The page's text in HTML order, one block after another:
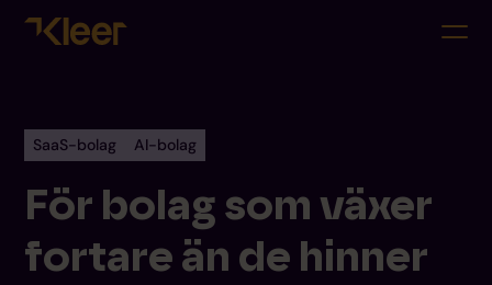
SaaS-bolag AI-bolag
För bolag som växer
fortare än de hinner